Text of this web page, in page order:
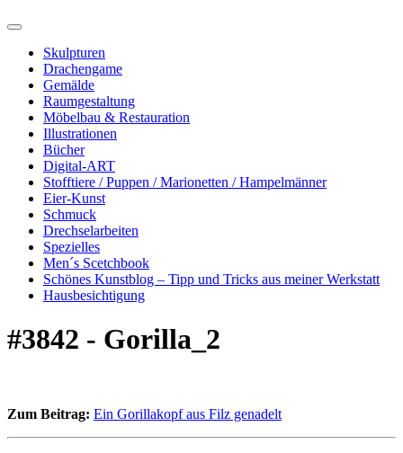
Skulpturen
Drachengame
Gemälde
Raumgestaltung
Möbelbau & Restauration
Illustrationen
Bücher
Digital-ART
Stofftiere / Puppen / Marionetten / Hampelmänner
Eier-Kunst
Schmuck
Drechselarbeiten
Spezielles
Men´s Scetchbook
Schönes Kunstblog – Tipp und Tricks aus meiner Werkstatt
Hausbesichtigung
#3842 - Gorilla_2
Zum Beitrag: Ein Gorillakopf aus Filz genadelt